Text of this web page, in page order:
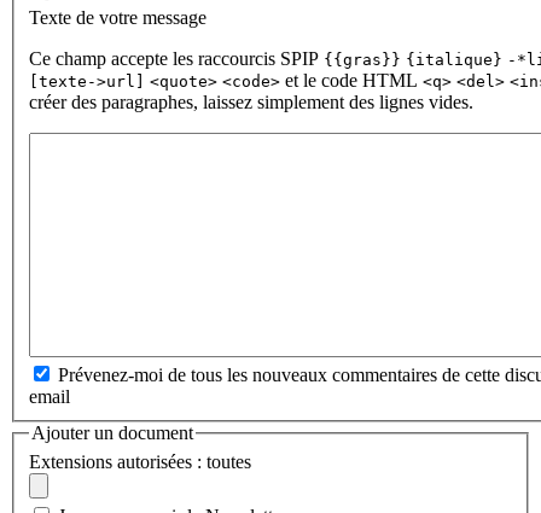
Texte de votre message
Ce champ accepte les raccourcis SPIP {{gras}} {italique} -
[texte->url]
<quote> <code> et le code HTML <q> <del>
créer des paragraphes, laissez simplement des lignes vides.
Prévenez-moi de tous les nouveaux commentaires de cette
email
Ajouter un document
Extensions autorisées : toutes